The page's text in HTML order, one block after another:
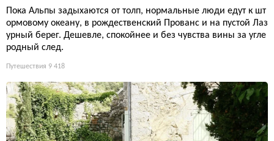
Пока Альпы задыхаются от толп, нормальные люди едут к шт
ормовому океану, в рождественский Прованс и на пустой Лаз
урный берег. Дешевле, спокойнее и без чувства вины за угле
родный след.
Путешествия 9 418